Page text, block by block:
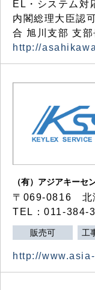
EL・システム対
内閣総理大臣認
合 旭川支部 支
http://
（有）アジアキーセ
〒069-0816 北
TEL：011-384-
販売可 工
http://